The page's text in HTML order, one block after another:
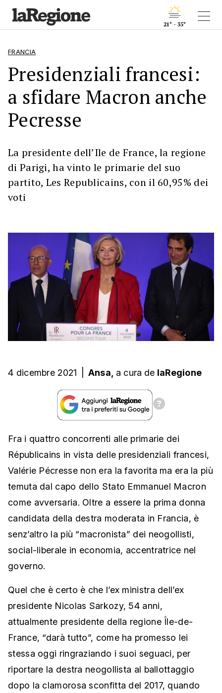
21° - 35°
FRANCIA
Presidenziali francesi:
a sfidare Macron anche
Pecresse
La presidente dell’Ile de France, la regione
di Parigi, ha vinto le primarie del suo
partito, Les Republicains, con il 60,95% dei
voti
4 dicembre 2021 Ansa, a cura de laRegione
Fra i quattro concorrenti alle primarie dei
Républicains in vista delle presidenziali francesi,
Valérie Pécresse non era la favorita ma era la più
temuta dal capo dello Stato Emmanuel Macron
come avversaria. Oltre a essere la prima donna
candidata della destra moderata in Francia, è
senz’altro la più “macronista” dei neogollisti,
social-liberale in economia, accentratrice nel
governo.
Quel che è certo è che l’ex ministra dell’ex
presidente Nicolas Sarkozy, 54 anni,
attualmente presidente della regione Île-de-
France, “darà tutto”, come ha promesso lei
stessa oggi ringraziando i suoi seguaci, per
riportare la destra neogollista al ballottaggio
dopo la clamorosa sconfitta del 2017, quando